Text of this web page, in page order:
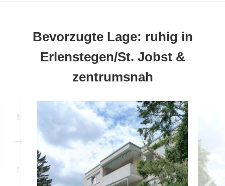
Bevorzugte Lage: ruhig in
Erlenstegen/St. Jobst &
zentrumsnah